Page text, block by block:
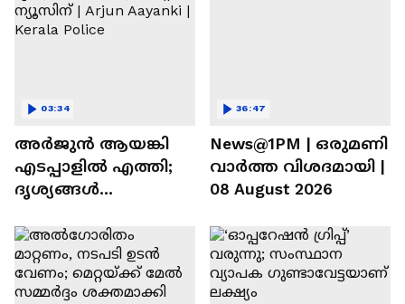
അർജുൻ ആയങ്കി
എടപ്പാളിൽ എത്തി;
ദൃശ്യങ്ങൾ
Arjun Aayanki | Kerala
Police
03:34
News@1PM | ഒരുമണി
വാർത്ത വിശദമായി |
08 August 2026
36:47